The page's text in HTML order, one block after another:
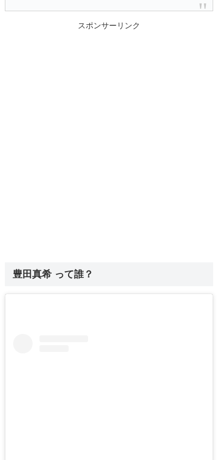
スポンサーリンク
豊田真希 って誰？